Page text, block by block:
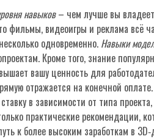
навыков– чем лучше вы
фильмы, видеоигры и реклама всё
одновременно. Навыки
Кроме того, знание
вашу ценность для
отражается на конечной оплате.
в зависимости от типа
практические рекомендации,
к более высоким заработкам в